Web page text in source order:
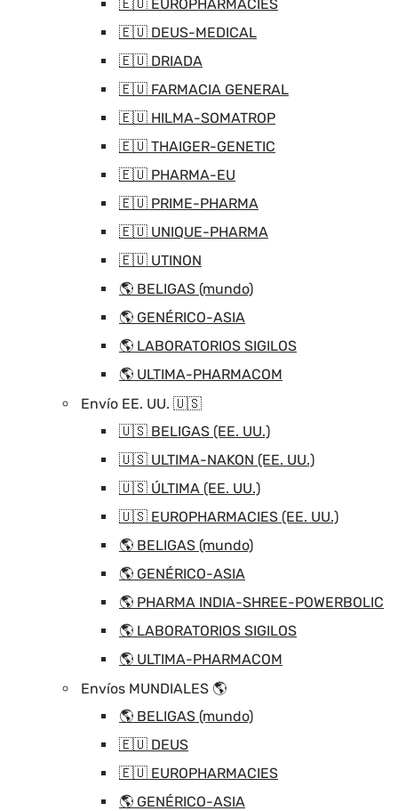
🇪🇺 EUROPHARMACIES
🇪🇺 DEUS-MEDICAL
🇪🇺 DRIADA
🇪🇺 FARMACIA GENERAL
🇪🇺 HILMA-SOMATROP
🇪🇺 THAIGER-GENETIC
🇪🇺 PHARMA-EU
🇪🇺 PRIME-PHARMA
🇪🇺 UNIQUE-PHARMA
🇪🇺 UTINON
🌎 BELIGAS (mundo)
🌎 GENÉRICO-ASIA
🌎 LABORATORIOS SIGILOS
🌎 ULTIMA-PHARMACOM
Envío EE. UU. 🇺🇸
🇺🇸 BELIGAS (EE. UU.)
🇺🇸 ULTIMA-NAKON (EE. UU.)
🇺🇸 ÚLTIMA (EE. UU.)
🇺🇸 EUROPHARMACIES (EE. UU.)
🌎 BELIGAS (mundo)
🌎 GENÉRICO-ASIA
🌎 PHARMA INDIA-SHREE-POWERBOLIC
🌎 LABORATORIOS SIGILOS
🌎 ULTIMA-PHARMACOM
Envíos MUNDIALES 🌎
🌎 BELIGAS (mundo)
🇪🇺 DEUS
🇪🇺 EUROPHARMACIES
🌎 GENÉRICO-ASIA